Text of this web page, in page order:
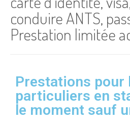
conduire ANTS,
Prestation limitée
Prestations pour
particuliers en
le moment sauf